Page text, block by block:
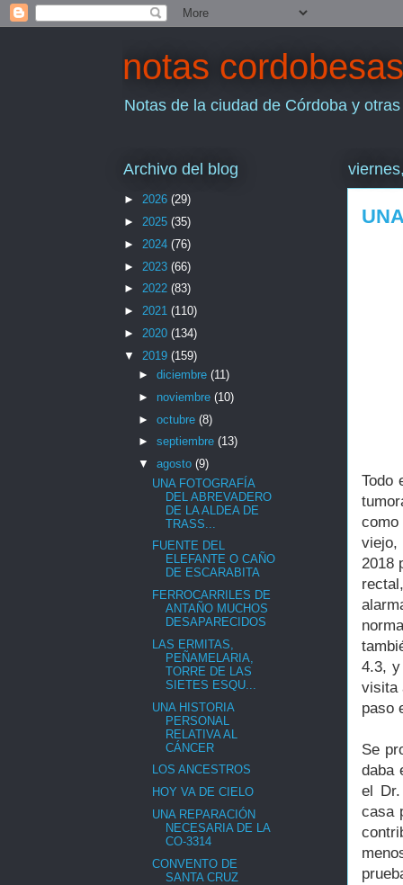
notas cordobesas
Notas de la ciudad de Córdoba y
Todo
viejo,
2018
4.3,
visita
paso
Se
daba
el
casa
Archivo del blog
► 2026 (29)
► 2025 (35)
► 2024 (76)
► 2023 (66)
► 2022 (83)
► 2021 (110)
► 2020 (134)
▼ 2019 (159)
► diciembre (11)
► noviembre (10)
► octubre (8)
► septiembre (13)
▼ agosto (9)
UNA FOTOGRAFÍA
DEL ABREVADERO
DE LA ALDEA DE
TRASS...
FUENTE DEL
ELEFANTE O CAÑO
DE ESCARABITA
FERROCARRILES DE
ANTAÑO MUCHOS
DESAPARECIDOS
LAS ERMITAS,
PEÑAMELARIA,
TORRE DE LAS
SIETES ESQU...
UNA HISTORIA
PERSONAL
RELATIVA AL
CÁNCER
LOS ANCESTROS
HOY VA DE CIELO
UNA REPARACIÓN
NECESARIA DE LA
CO-3314
CONVENTO DE
SANTA CRUZ